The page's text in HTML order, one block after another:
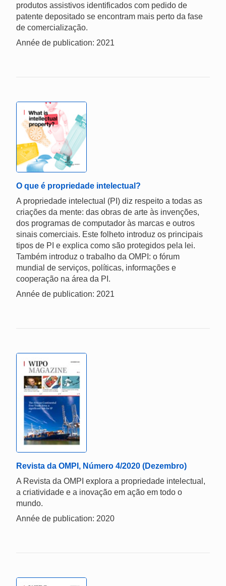
produtos assistivos identificados com pedido de
patente depositado se encontram mais perto da fase
de comercialização.
Année de publication: 2021
O que é propriedade intelectual?
A propriedade intelectual (PI) diz respeito a todas as
criações da mente: das obras de arte às invenções,
dos programas de computador às marcas e outros
sinais comerciais. Este folheto introduz os principais
tipos de PI e explica como são protegidos pela lei.
Também introduz o trabalho da OMPI: o fórum
mundial de serviços, políticas, informações e
cooperação na área da PI.
Année de publication: 2021
Revista da OMPI, Número 4/2020 (Dezembro)
A Revista da OMPI explora a propriedade intelectual,
a criatividade e a inovação em ação em todo o
mundo.
Année de publication: 2020